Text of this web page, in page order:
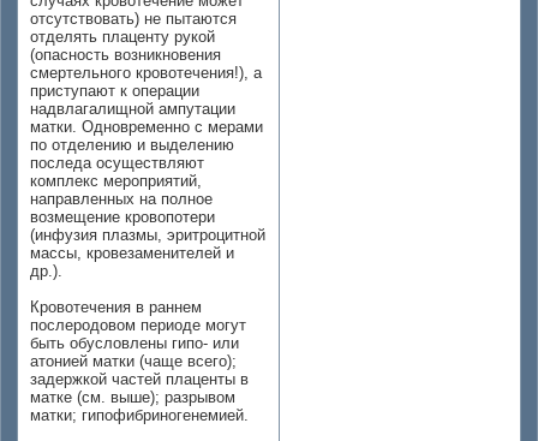
отсутствовать) не пытаются
отделять плаценту рукой
(опасность возникновения
смертельного кровотечения!), а
приступают к операции
надвлагалищной ампутации
матки. Одновременно с мерами
по отделению и выделению
последа осуществляют
комплекс мероприятий,
направленных на полное
возмещение кровопотери
(инфузия плазмы, эритроцитной
массы, кровезаменителей и
др.).
Кровотечения в раннем
послеродовом периоде могут
быть обусловлены гипо- или
атонией матки (чаще всего);
задержкой частей плаценты в
матке (см. выше); разрывом
матки; гипофибриногенемией.